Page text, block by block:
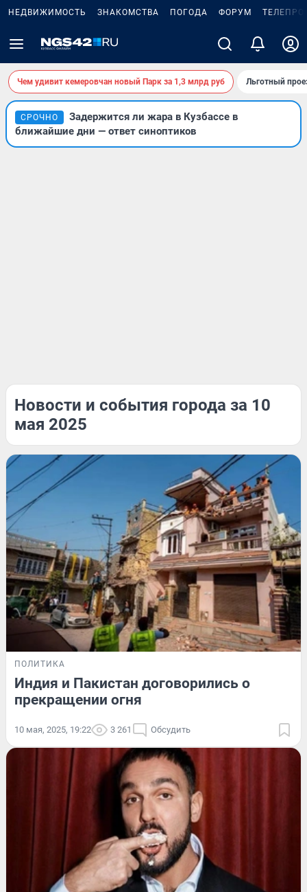
НЕДВИЖИМОСТЬ ЗНАКОМСТВА ПОГОДА ФОРУМ
Чем удивит кемеровчан новый Парк за 1,3 млрд руб Льготный
СРОЧНО
Задержится ли жара в Кузбассе в
ближайшие дни — ответ синоптиков
Новости и события города за 10
мая 2025
ПОЛИТИКА
Индия и Пакистан договорились о
прекращении огня
10 мая, 2025, 19:22 3 261 Обсудить